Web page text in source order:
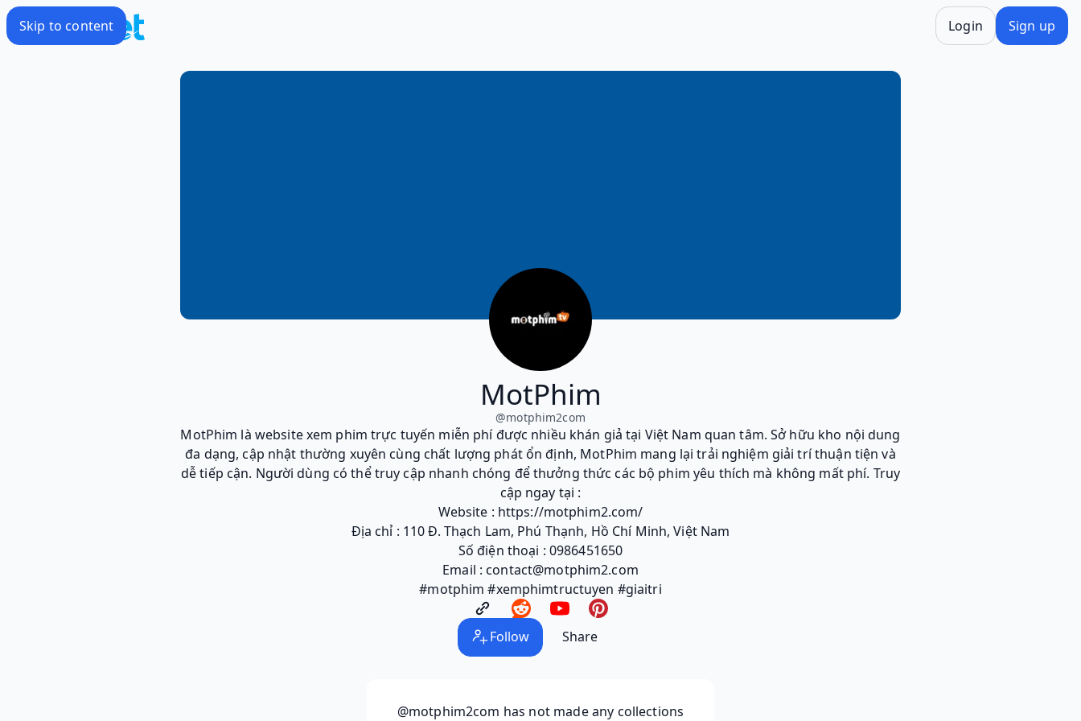
Skip to content Login Sign up
MotPhim
@motphim2com
MotPhim là website xem phim trực tuyến miễn phí được nhiều khán giả tại Việt Nam quan tâm. Sở hữu kho nội dung
đa dạng, cập nhật thường xuyên cùng chất lượng phát ổn định, MotPhim mang lại trải nghiệm giải trí thuận tiện và
dễ tiếp cận. Người dùng có thể truy cập nhanh chóng để thưởng thức các bộ phim yêu thích mà không mất phí. Truy
cập ngay tại :
Website : https://motphim2.com/
Địa chỉ : 110 Đ. Thạch Lam, Phú Thạnh, Hồ Chí Minh, Việt Nam
Số điện thoại : 0986451650
Email : contact@motphim2.com
#motphim #xemphimtructuyen #giaitri
Follow Share
@motphim2com has not made any collections